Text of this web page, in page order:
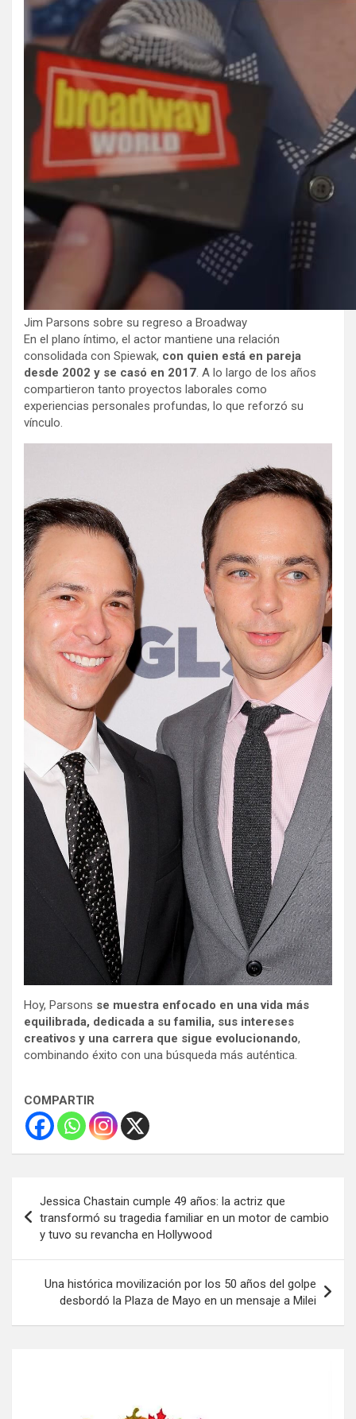
Jim Parsons sobre su regreso a Broadway
En el plano íntimo, el actor mantiene una relación
consolidada con Spiewak, con quien está en pareja
desde 2002 y se casó en 2017. A lo largo de los años
compartieron tanto proyectos laborales como
experiencias personales profundas, lo que reforzó su
vínculo.
Hoy, Parsons se muestra enfocado en una vida más
equilibrada, dedicada a su familia, sus intereses
creativos y una carrera que sigue evolucionando,
combinando éxito con una búsqueda más auténtica.
COMPARTIR
de
entradas
Jessica Chastain cumple 49 años: la actriz que
transformó su tragedia familiar en un motor de cambio
y tuvo su revancha en Hollywood
Una histórica movilización por los 50 años del golpe
desbordó la Plaza de Mayo en un mensaje a Milei